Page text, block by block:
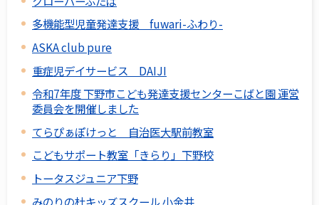
多機能型児童発達支援 fuwari-ふわり-
ASKA club pure
重症児デイサービス DAIJI
令和7年度 下野市こども発達支援センターこばと園 運営
委員会を開催しました
てらぴぁぽけっと 自治医大駅前教室
こどもサポート教室「きらり」下野校
トータスジュニア下野
みのりの杜キッズスクール 小金井